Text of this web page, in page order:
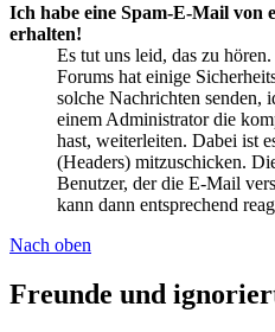
Ich habe eine Spam-E-Mail von
erhalten!
Es tut uns leid, das zu
Forums hat einige
solche Nachrichten senden,
einem Administrator die
hast, weiterleiten. Dabei ist
(Headers) mitzuschicken.
Benutzer, der die E-Mail
kann dann entsprechend
Nach oben
Freunde und